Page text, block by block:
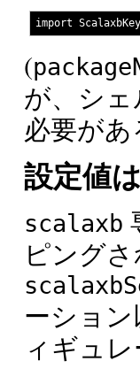
(
が、シ
必要が
設定値
scalaxb
ピング
ーショ
ィギュ